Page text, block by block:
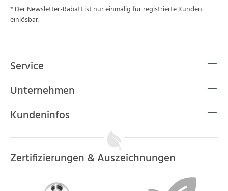
* Der Newsletter-Rabatt ist nur einmalig für registrierte Kunden
einlösbar.
Service
Unternehmen
Kundeninfos
Zertifizierungen & Auszeichnungen